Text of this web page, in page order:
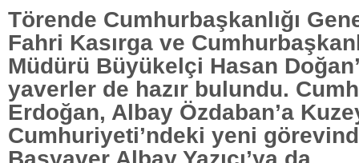
Törende Cumhurbaşkanlığı
Fahri Kasırga ve
Müdürü Büyükelçi Hasan
yaverler de hazır bulundu.
Erdoğan, Albay Özdaban’a
Cumhuriyeti’ndeki yeni